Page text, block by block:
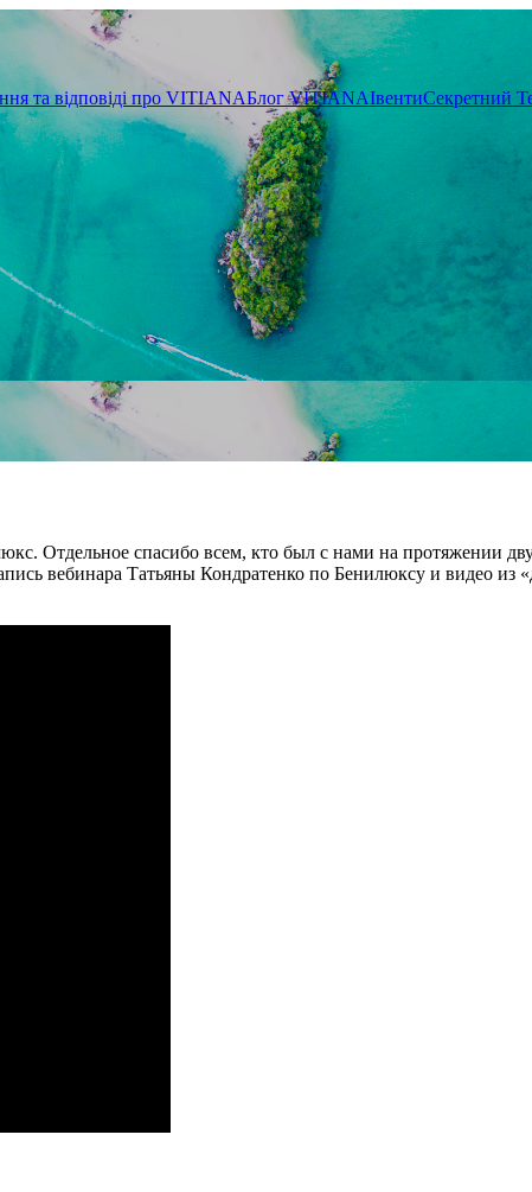
та відповіді про VITIANAБлог VITIANAІвентиСекретний
Отдельное спасибо всем, кто был с нами на протяжении
вебинара Татьяны Кондратенко по Бенилюксу и видео из